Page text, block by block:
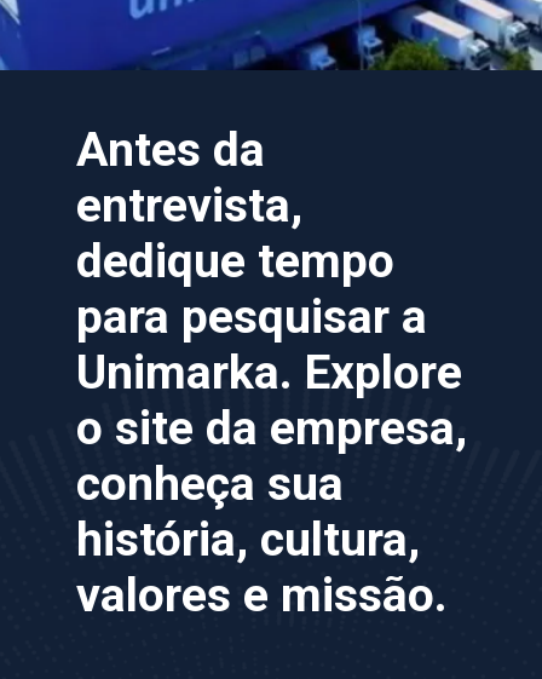
Antes da
entrevista,
dedique tempo
para pesquisar a
Unimarka. Explore
o site da empresa,
conheça sua
história, cultura,
valores e missão.